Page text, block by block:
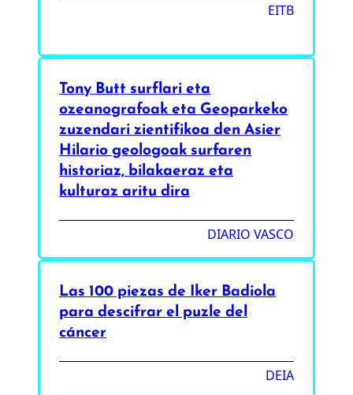
EITB
Tony Butt surflari eta
ozeanografoak eta Geoparkeko
zuzendari zientifikoa den Asier
Hilario geologoak surfaren
historiaz, bilakaeraz eta
kulturaz aritu dira
DIARIO VASCO
Las 100 piezas de Iker Badiola
para descifrar el puzle del
cáncer
DEIA